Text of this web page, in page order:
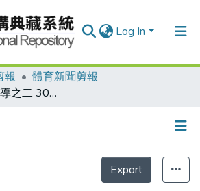
Log In
報
體育新聞剪報
瓊斯杯30系列報導之二 30年興衰 見證籃球發展史
Export